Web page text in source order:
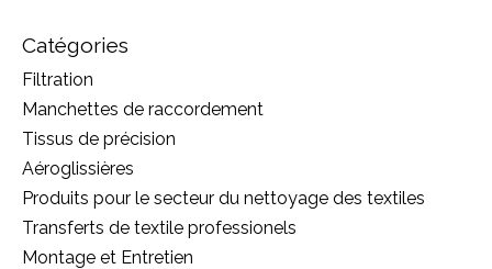
Catégories
Filtration
Manchettes de raccordement
Tissus de précision
Aéroglissières
Produits pour le secteur du nettoyage des textiles
Transferts de textile professionels
Montage et Entretien